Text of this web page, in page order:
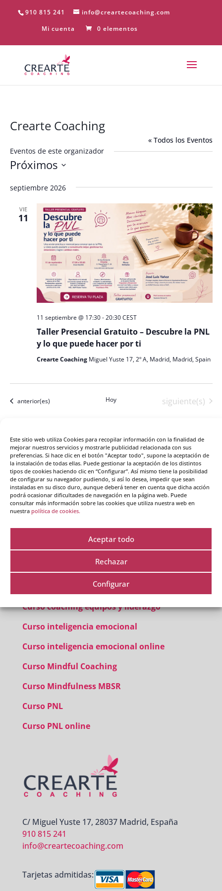
Este sitio web utiliza Cookies para recopilar información con la finalidad de
mejorar nuestros servicios y mostrarle publicidad relacionada con sus
preferencias. Si hace clic en el botón "Aceptar todo", supone la aceptación de
la instalación de todas ellas. Puede gestionar la aceptación de los distintos
tipos de cookies haciendo clic en “Configurar”. Así mismo tiene la posibilidad
de configurar su navegador pudiendo, si así lo desea, impedir que sean
instaladas en su disco duro, aunque deberá tener en cuenta que dicha acción
podrá ocasionar dificultades de navegación en la página web. Puede
consultar más información sobre las cookies que utiliza nuestra web en
nuestra política de cookies.
Aceptar todo
Rechazar
Configurar
910 815 241
info@creartecoaching.com
Mi cuenta
0 elementos
Crearte Coaching
« Todos los Eventos
Eventos de este organizador
Próximos
fecha.
septiembre 2026
VIE
11
Taller Presencial Gratuito – Descubre la PNL
y lo que puede hacer por ti
11 septiembre @ 17:30-20:30 CEST
Crearte Coaching Miguel Yuste 17, 2º A, Madrid, Madrid, Spain
Eventos
anterior(es) Hoy Eventos
siguiente(s)
Cursos destacados
Curso de coaching
Curso coaching online
Curso coaching equipos y liderazgo
Curso inteligencia emocional
Curso inteligencia emocional online
Curso Mindful Coaching
Curso Mindfulness MBSR
Curso PNL
Curso PNL online
C/ Miguel Yuste 17, 28037 Madrid, España
910 815 241
info@creartecoaching.com
Tarjetas admitidas: